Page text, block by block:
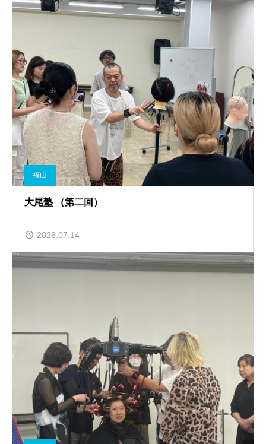
福山
大尾塾 （第二回）
2026.07.14